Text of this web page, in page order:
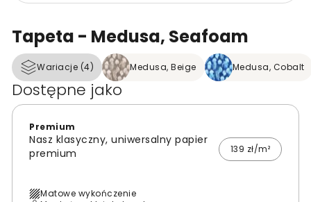
Tapeta - Medusa, Seafoam
Wariacje (4) Medusa, Beige Medusa, Cobalt
Dostępne jako
Premium
Nasz klasyczny, uniwersalny papier
premium
139 zł/m²
Matowe wykończenie